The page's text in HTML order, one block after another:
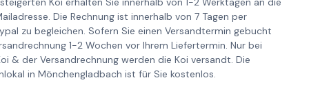
Die Rechnung ist innerhalb von 7 Tagen per
zu begleichen. Sofern Sie einen Versandtermin gebucht
1-2 Wochen vor Ihrem Liefertermin. Nur bei
& der Versandrechnung werden die Koi versandt. Die
in Mönchengladbach ist für Sie kostenlos.